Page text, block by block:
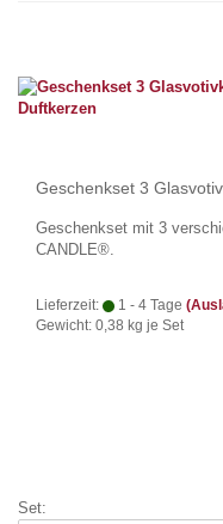
Geschenkset 3
Geschenkset mit 3
CANDLE®.
Lieferzeit: 1 - 4 Tage
Gewicht: 0,38 kg je Set
Set: